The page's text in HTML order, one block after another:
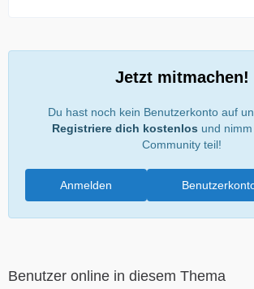
Jetzt mitmachen!
Du hast noch kein Benutzerkonto auf
Registriere dich kostenlos und
Community teil!
Anmelden
Benutzer online in diesem Thema